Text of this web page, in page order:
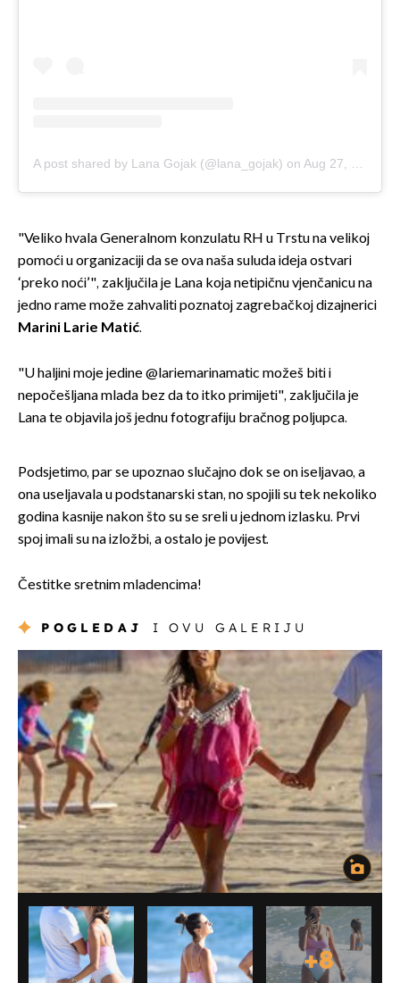
A post shared by Lana Gojak (@lana_gojak) on Aug 27, 2019 at 3:31am PDT
"Veliko hvala Generalnom konzulatu RH u Trstu na velikoj
pomoći u organizaciji da se ova naša suluda ideja ostvari
‘preko noći’", zaključila je Lana koja netipičnu vjenčanicu na
jedno rame može zahvaliti poznatoj zagrebačkoj dizajnerici
Marini Larie Matić.
"U haljini moje jedine @lariemarinamatic možeš biti i
nepočešljana mlada bez da to itko primijeti", zaključila je
Lana te objavila još jednu fotografiju bračnog poljupca.
Podsjetimo, par se upoznao slučajno dok se on iseljavao, a
ona useljavala u podstanarski stan, no spojili su tek nekoliko
godina kasnije nakon što su se sreli u jednom izlasku. Prvi
spoj imali su na izložbi, a ostalo je povijest.
Čestitke sretnim mladencima!
POGLEDAJ I OVU GALERIJU
+8